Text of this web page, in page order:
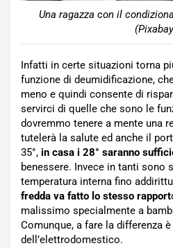
Una ragazza con il
Infatti in certe situazioni torna
funzione di deumidificazione,
meno e quindi consente di
servirci di quelle che sono le
dovremmo tenere a mente una
tutelerà la salute ed anche il
35°, in casa i 28° saranno
benessere. Invece in tanti sono
temperatura interna fino
fredda va fatto lo stesso rapport
malissimo specialmente a
Comunque, a fare la differenza
dell’elettrodomestico.